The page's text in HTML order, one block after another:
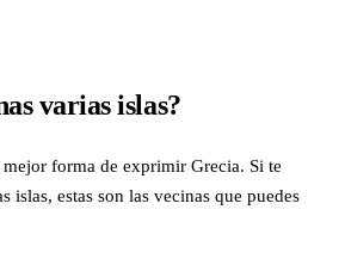
varias islas?
forma de exprimir Grecia. Si te
islas, estas son las vecinas que puedes